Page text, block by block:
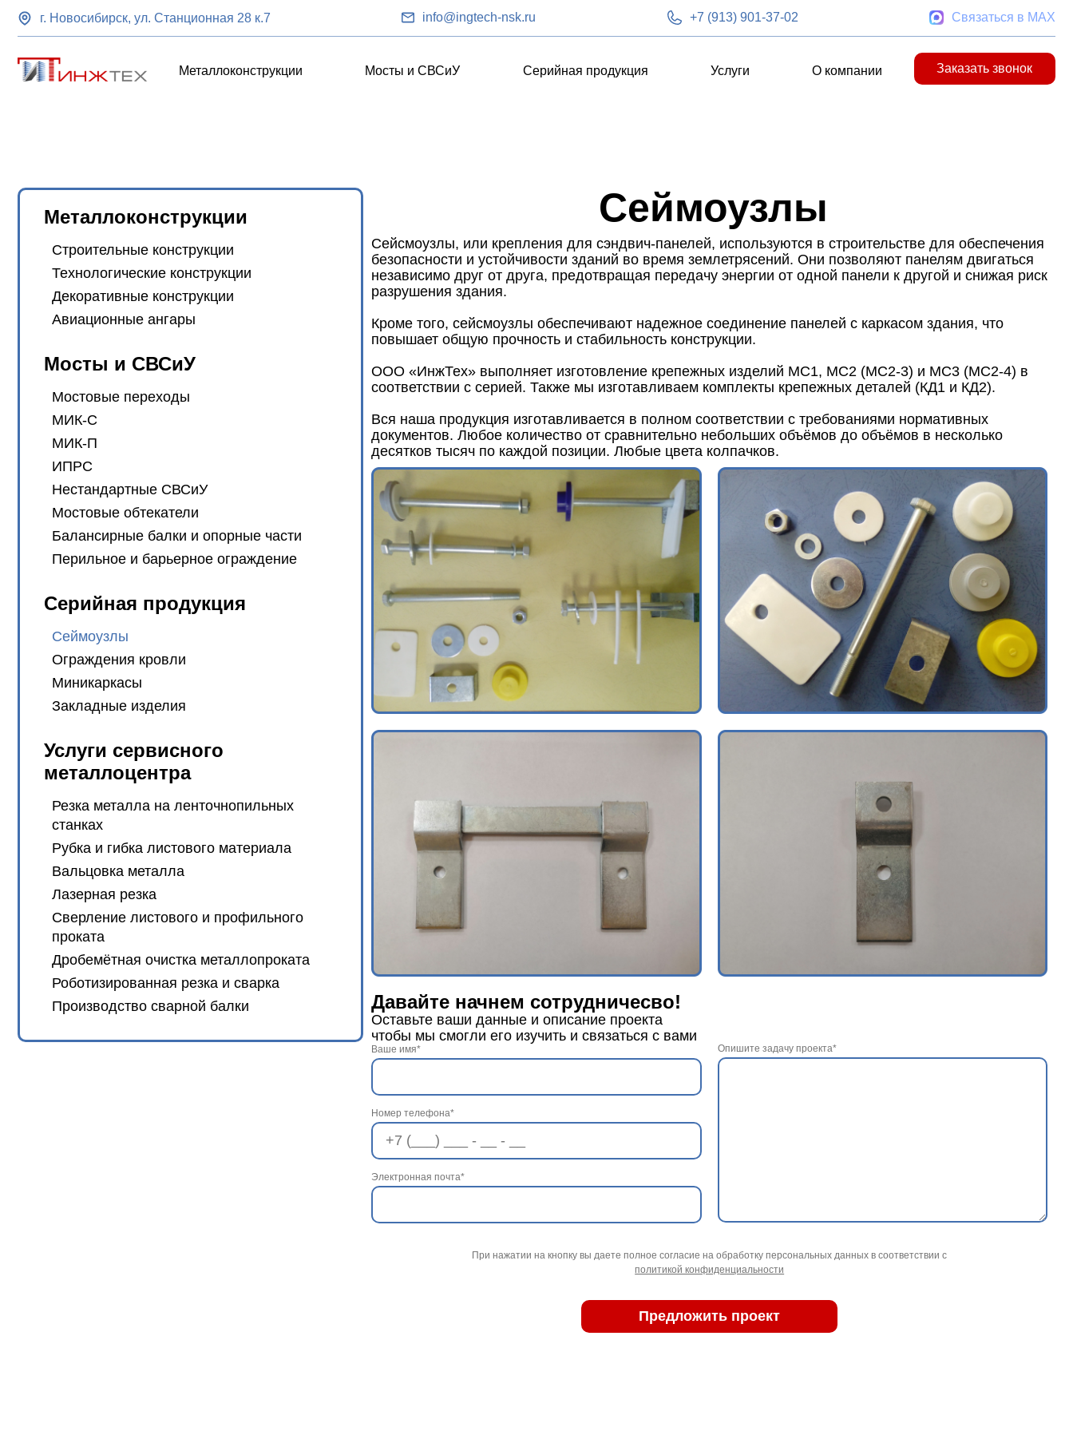
г. Новосибирск, ул. Станционная 28 к.7 info@ingtech-nsk.ru +7 (913) 901-37-02 Связаться в MAX
Металлоконструкции Мосты и СВСиУ Серийная продукция Услуги О компании Заказать звонок
Металлоконструкции
Строительные конструкции
Технологические конструкции
Декоративные конструкции
Авиационные ангары
Мосты и СВСиУ
Мостовые переходы
МИК-С
МИК-П
ИПРС
Нестандартные СВСиУ
Мостовые обтекатели
Балансирные балки и опорные части
Перильное и барьерное ограждение
Серийная продукция
Сеймоузлы
Ограждения кровли
Миникаркасы
Закладные изделия
Услуги сервисного
металлоцентра
Резка металла на ленточнопильных
станках
Рубка и гибка листового материала
Вальцовка металла
Лазерная резка
Сверление листового и профильного
проката
Дробемётная очистка металлопроката
Роботизированная резка и сварка
Производство сварной балки
Сеймоузлы
Сейсмоузлы, или крепления для сэндвич-панелей, используются в строительстве для обеспечения
безопасности и устойчивости зданий во время землетрясений. Они позволяют панелям двигаться
независимо друг от друга, предотвращая передачу энергии от одной панели к другой и снижая риск
разрушения здания.
Кроме того, сейсмоузлы обеспечивают надежное соединение панелей с каркасом здания, что
повышает общую прочность и стабильность конструкции.
ООО «ИнжТех» выполняет изготовление крепежных изделий МС1, МС2 (МС2-3) и МС3 (МС2-4) в
соответствии с серией. Также мы изготавливаем комплекты крепежных деталей (КД1 и КД2).
Вся наша продукция изготавливается в полном соответствии с требованиями нормативных
документов. Любое количество от сравнительно небольших объёмов до объёмов в несколько
десятков тысяч по каждой позиции. Любые цвета колпачков.
Давайте начнем сотрудничесво!
Оставьте ваши данные и описание проекта
чтобы мы смогли его изучить и связаться с вами
Ваше имя*
Номер телефона*
Электронная почта*
Опишите задачу проекта*
При нажатии на кнопку вы даете полное согласие на обработку персональных данных в соответствии с
политикой конфиденциальности